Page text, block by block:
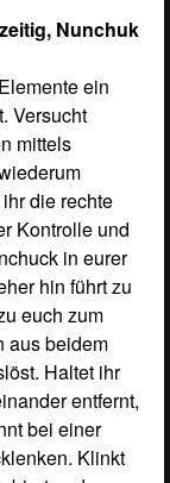
und
auf die
sie, indem ihr
begebt und
Achtet
die ihr
müsst, um
zu werden.
man euch